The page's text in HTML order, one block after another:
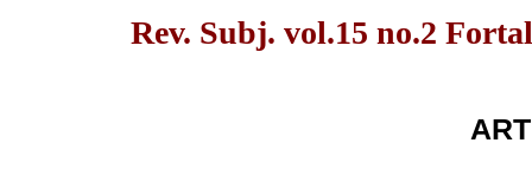
Rev. Subj. vol.15 no.2